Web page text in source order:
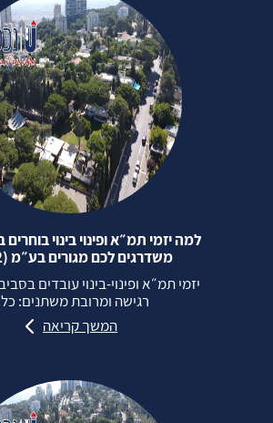
למה יזמי תמ״א ופינוי בינוי בוחרים
משדרגים לכם מגורים בע״מ (1282)
יזמי תמ״א ופינוי‑בינוי עובדים
רגישה ומרובת משתנים:
המשך קריאה